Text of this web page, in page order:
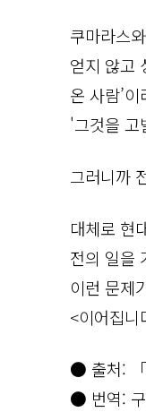
쿠마라스
얻지 않고
온 사람’
'그것을 고
그러니까
대체로 현
전의 일을
이런 문제
<이어집니
● 출처:
● 번역: